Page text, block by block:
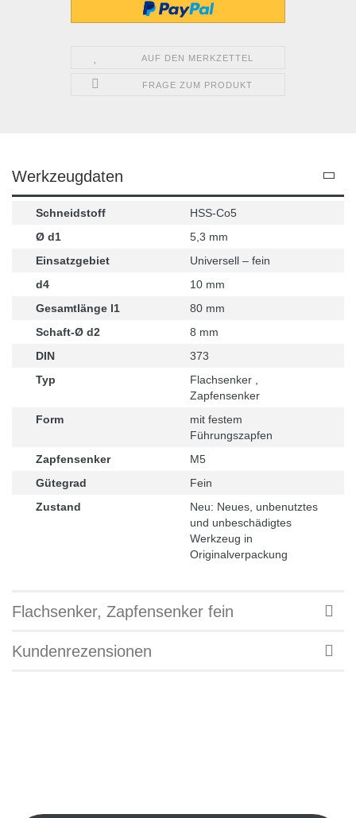
AUF DEN MERKZETTEL
FRAGE ZUM PRODUKT
Werkzeugdaten
Schneidstoff
HSS-Co5
Ø d1
5,3 mm
Einsatzgebiet
Universell – fein
d4
10 mm
Gesamtlänge l1
80 mm
Schaft-Ø d2
8 mm
DIN
373
Typ
Flachsenker ,
Zapfensenker
Form
mit festem
Führungszapfen
Zapfensenker
M5
Gütegrad
Fein
Zustand
Neu: Neues, unbenutztes
und unbeschädigtes
Werkzeug in
Originalverpackung
Flachsenker, Zapfensenker fein
Kundenrezensionen